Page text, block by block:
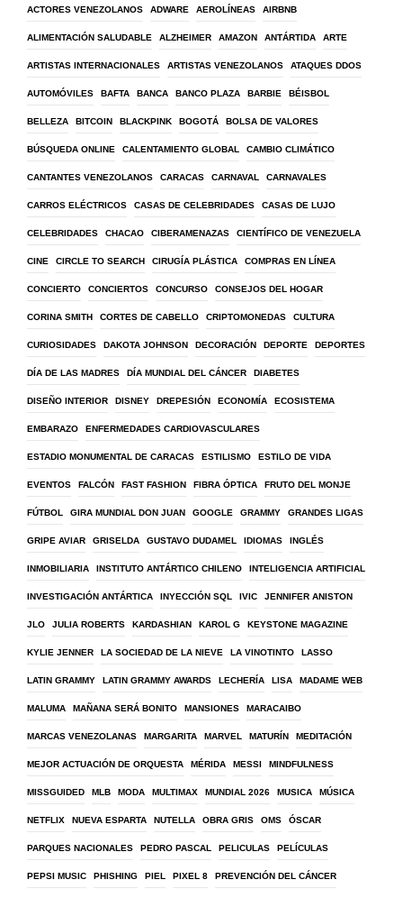
ACTORES VENEZOLANOS ADWARE AEROLÍNEAS AIRBNB
ALIMENTACIÓN SALUDABLE ALZHEIMER AMAZON ANTÁRTIDA ARTE
ARTISTAS INTERNACIONALES ARTISTAS VENEZOLANOS ATAQUES DDOS
AUTOMÓVILES BAFTA BANCA BANCO PLAZA BARBIE BÉISBOL
BELLEZA BITCOIN BLACKPINK BOGOTÁ BOLSA DE VALORES
BÚSQUEDA ONLINE CALENTAMIENTO GLOBAL CAMBIO CLIMÁTICO
CANTANTES VENEZOLANOS CARACAS CARNAVAL CARNAVALES
CARROS ELÉCTRICOS CASAS DE CELEBRIDADES CASAS DE LUJO
CELEBRIDADES CHACAO CIBERAMENAZAS CIENTÍFICO DE VENEZUELA
CINE CIRCLE TO SEARCH CIRUGÍA PLÁSTICA COMPRAS EN LÍNEA
CONCIERTO CONCIERTOS CONCURSO CONSEJOS DEL HOGAR
CORINA SMITH CORTES DE CABELLO CRIPTOMONEDAS CULTURA
CURIOSIDADES DAKOTA JOHNSON DECORACIÓN DEPORTE DEPORTES
DÍA DE LAS MADRES DÍA MUNDIAL DEL CÁNCER DIABETES
DISEÑO INTERIOR DISNEY DREPESIÓN ECONOMÍA ECOSISTEMA
EMBARAZO ENFERMEDADES CARDIOVASCULARES
ESTADIO MONUMENTAL DE CARACAS ESTILISMO ESTILO DE VIDA
EVENTOS FALCÓN FAST FASHION FIBRA ÓPTICA FRUTO DEL MONJE
FÚTBOL GIRA MUNDIAL DON JUAN GOOGLE GRAMMY GRANDES LIGAS
GRIPE AVIAR GRISELDA GUSTAVO DUDAMEL IDIOMAS INGLÉS
INMOBILIARIA INSTITUTO ANTÁRTICO CHILENO INTELIGENCIA ARTIFICIAL
INVESTIGACIÓN ANTÁRTICA INYECCIÓN SQL IVIC JENNIFER ANISTON
JLO JULIA ROBERTS KARDASHIAN KAROL G KEYSTONE MAGAZINE
KYLIE JENNER LA SOCIEDAD DE LA NIEVE LA VINOTINTO LASSO
LATIN GRAMMY LATIN GRAMMY AWARDS LECHERÍA LISA MADAME WEB
MALUMA MAÑANA SERÁ BONITO MANSIONES MARACAIBO
MARCAS VENEZOLANAS MARGARITA MARVEL MATURÍN MEDITACIÓN
MEJOR ACTUACIÓN DE ORQUESTA MÉRIDA MESSI MINDFULNESS
MISSGUIDED MLB MODA MULTIMAX MUNDIAL 2026 MUSICA MÚSICA
NETFLIX NUEVA ESPARTA NUTELLA OBRA GRIS OMS ÓSCAR
PARQUES NACIONALES PEDRO PASCAL PELICULAS PELÍCULAS
PEPSI MUSIC PHISHING PIEL PIXEL 8 PREVENCIÓN DEL CÁNCER